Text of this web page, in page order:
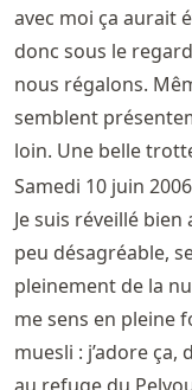
avec moi ça aurait
donc sous le
nous régalons.
semblent
loin. Une belle
Samedi 10 juin 2006
Je suis réveillé
peu désagréable,
pleinement de la
me sens en pleine
muesli : j’adore